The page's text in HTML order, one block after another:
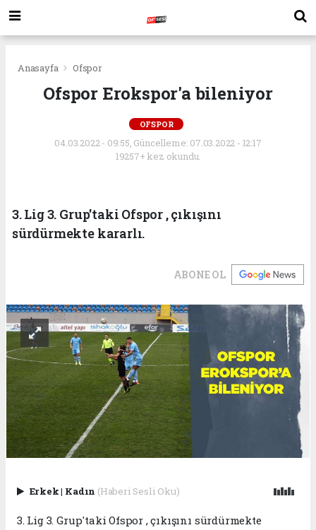
Anasayfa Ofspor
Ofspor Erokspor'a bileniyor
OFSPOR
04.03.2022 - 09:55, Güncelleme: 07.03.2022 - 12:17
19257+ kez okundu.
3. Lig 3. Grup'taki Ofspor , çıkışını
sürdürmekte kararlı.
ABONE OL
Erkek| Kadın (Haberi Sesli Oku)
3. Lig 3. Grup'taki Ofspor , çıkışını sürdürmekte